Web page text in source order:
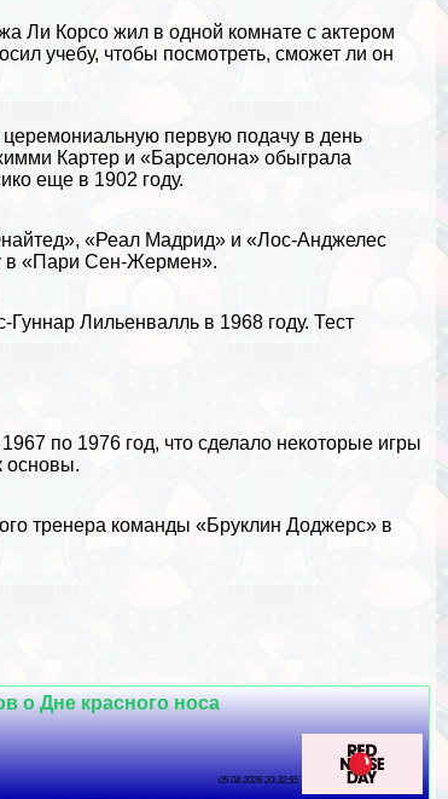
Ли Корсо жил в одной комнате с актером
учебу, чтобы посмотреть, сможет ли он
первую подачу в день
Картер и«Барселона» обыграла
еще в 1902 году.
«Реал Мадрид» и «Лос-Анджелес
в «Пари Сен-Жермен».
Лильенвалль в 1968 году. Тест
по 1976 год, что сделало некоторые игры
основы.
тренера комaнды «Бруклин Доджерс» в
о Дне красного носа
05 08 2026 20:32:55